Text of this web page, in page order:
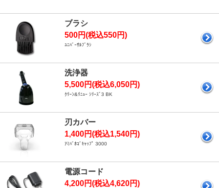
ブラシ
500円(税込550円)
ﾕﾆﾊﾞｰｻﾙﾌﾞﾗｼ
洗浄器
5,500円(税込6,050円)
ｸﾘｰﾝ&ﾘﾆｭｰ ｼﾘｰｽﾞ3 BK
刃カバー
1,400円(税込1,540円)
ｱﾐﾊﾞﾎｺﾞｷｬｯﾌﾟ 3000
電源コード
4,200円(税込4,620円)